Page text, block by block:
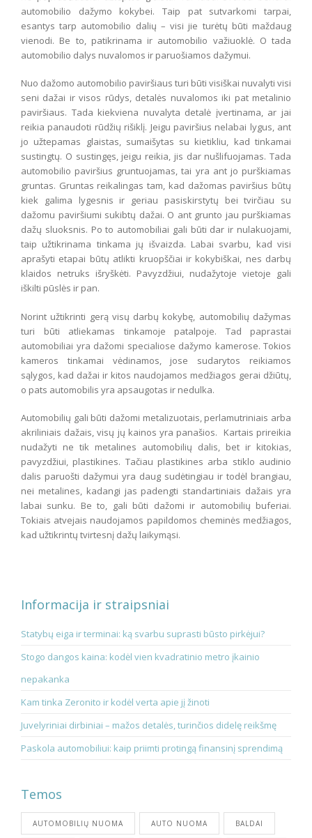
automobilio dažymo kokybei. Taip pat sutvarkomi tarpai,
esantys tarp automobilio dalių – visi jie turėtų būti maždaug
vienodi. Be to, patikrinama ir automobilio važiuoklė. O tada
automobilio dalys nuvalomos ir paruošiamos dažymui.
Nuo dažomo automobilio paviršiaus turi būti visiškai nuvalyti visi
seni dažai ir visos rūdys, detalės nuvalomos iki pat metalinio
paviršiaus. Tada kiekviena nuvalyta detalė įvertinama, ar jai
reikia panaudoti rūdžių rišiklį. Jeigu paviršius nelabai lygus, ant
jo užtepamas glaistas, sumaišytas su kietikliu, kad tinkamai
sustingtų. O sustingęs, jeigu reikia, jis dar nušlifuojamas. Tada
automobilio paviršius gruntuojamas, tai yra ant jo purškiamas
gruntas. Gruntas reikalingas tam, kad dažomas paviršius būtų
kiek galima lygesnis ir geriau pasiskirstytų bei tvirčiau su
dažomu paviršiumi sukibtų dažai. O ant grunto jau purškiamas
dažų sluoksnis. Po to automobiliai gali būti dar ir nulakuojami,
taip užtikrinama tinkama jų išvaizda. Labai svarbu, kad visi
aprašyti etapai būtų atlikti kruopščiai ir kokybiškai, nes darbų
klaidos netruks išryškėti. Pavyzdžiui, nudažytoje vietoje gali
iškilti pūslės ir pan.
Norint užtikrinti gerą visų darbų kokybę, automobilių dažymas
turi būti atliekamas tinkamoje patalpoje. Tad paprastai
automobiliai yra dažomi specialiose dažymo kamerose. Tokios
kameros tinkamai vėdinamos, jose sudarytos reikiamos
sąlygos, kad dažai ir kitos naudojamos medžiagos gerai džiūtų,
o pats automobilis yra apsaugotas ir nedulka.
Automobilių gali būti dažomi metalizuotais, perlamutriniais arba
akriliniais dažais, visų jų kainos yra panašios. Kartais prireikia
nudažyti ne tik metalines automobilių dalis, bet ir kitokias,
pavyzdžiui, plastikines. Tačiau plastikines arba stiklo audinio
dalis paruošti dažymui yra daug sudėtingiau ir todėl brangiau,
nei metalines, kadangi jas padengti standartiniais dažais yra
labai sunku. Be to, gali būti dažomi ir automobilių buferiai.
Tokiais atvejais naudojamos papildomos cheminės medžiagos,
kad užtikrintų tvirtesnį dažų laikymąsi.
Informacija ir straipsniai
Statybų eiga ir terminai: ką svarbu suprasti būsto pirkėjui?
Stogo dangos kaina: kodėl vien kvadratinio metro įkainio
nepakanka
Kam tinka Zeronito ir kodėl verta apie jį žinoti
Juvelyriniai dirbiniai – mažos detalės, turinčios didelę reikšmę
Paskola automobiliui: kaip priimti protingą finansinį sprendimą
Temos
AUTOMOBILIŲ NUOMA AUTO NUOMA BALDAI